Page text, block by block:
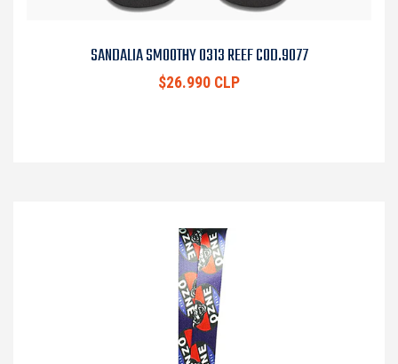
SANDALIA SMOOTHY 0313 REEF COD.9077
$26.990 CLP